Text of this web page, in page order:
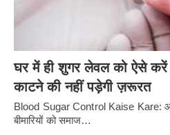
घर में ही शुगर लेवल को ऐसे
काटने की नहीं पड़ेगी ज़रूरत
Blood Sugar Control Kaise Kare:
बीमारियों को समाज…